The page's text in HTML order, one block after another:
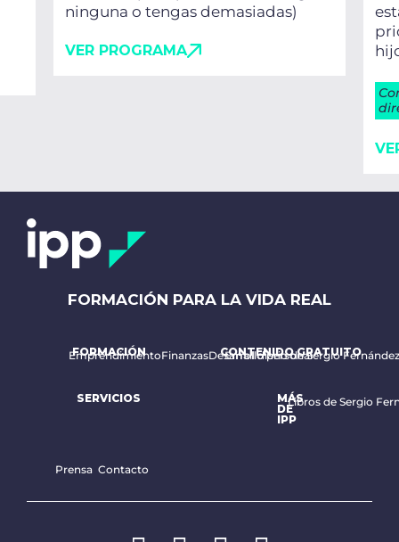
ninguna o tengas demasiadas)
VER PROGRAMA
FORMACIÓN PARA LA VIDA REAL
FORMACIÓN
EmprendimientoFinanzasDesarrollo personal
CONTENIDO GRATUITO
Email diario de Sergio Fernández
SERVICIOS
MÁS
DE
IPP
Libros de Sergio
Prensa Contacto